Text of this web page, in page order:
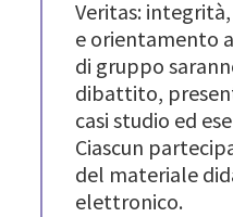
Veritas:
e orientamento
di gruppo
dibattito,
casi studio ed
Ciascun
del materiale
elettronico.